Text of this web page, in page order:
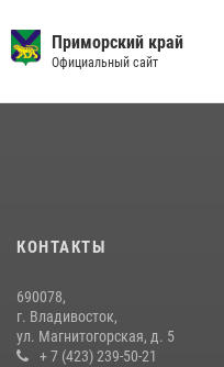
13 июля 2026, 01:58
08 июля 2026, 07:52
действия постояльца гостиницы
16 июля 2026, 01:13
Приморский край
Официальный сайт
КОНТАКТЫ
690078,
г. Владивосток,
ул. Магнитогорская, д. 5
+ 7 (423) 239-50-21